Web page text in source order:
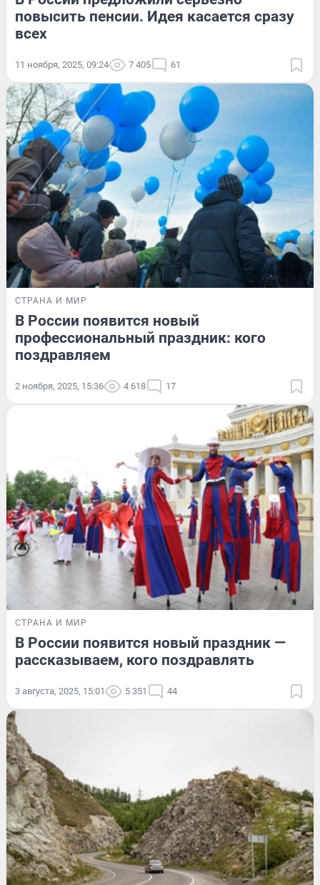
повысить пенсии. Идея касается сразу
всех
11 ноября, 2025, 09:24 7 405 61
СТРАНА И МИР
В России появится новый
профессиональный праздник: кого
поздравляем
2 ноября, 2025, 15:36 4 618 17
СТРАНА И МИР
В России появится новый праздник —
рассказываем, кого поздравлять
3 августа, 2025, 15:01 5 351 44